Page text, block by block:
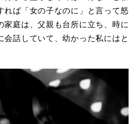
れば「女の子なのに」と言って怒
家庭は、父親も台所に立ち、時に
会話していて、幼かった私にはと